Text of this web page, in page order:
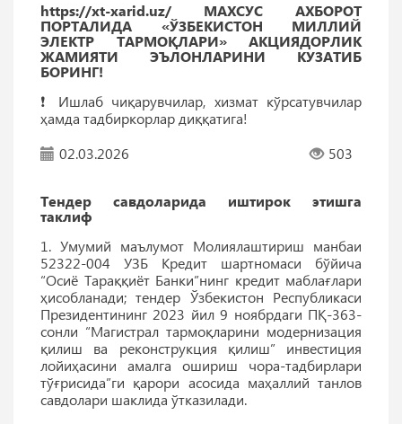
https://xt-xarid.uz/ МАХСУС АХБОРОТ
ПОРТАЛИДА «ЎЗБЕКИСТОН МИЛЛИЙ
ЭЛЕКТР ТАРМОҚЛАРИ» АКЦИЯДОРЛИК
ЖАМИЯТИ ЭЪЛОНЛАРИНИ КУЗАТИБ
БОРИНГ!
❗️ Ишлаб чиқарувчилар, хизмат кўрсатувчилар
ҳамда тадбиркорлар диққатига!
02.03.2026
503
Тендер савдоларида иштирок этишга
таклиф
1. Умумий маълумот Молиялаштириш манбаи
52322-004 УЗБ Кредит шартномаси бўйича
“Осиё Тараққиёт Банки”нинг кредит маблағлари
ҳисобланади; тендер Ўзбекистон Республикаси
Президентининг 2023 йил 9 ноябрдаги ПҚ-363-
сонли “Магистрал тармоқларини модернизация
қилиш ва реконструкция қилиш” инвестиция
лойиҳасини амалга ошириш чора-тадбирлари
тўғрисида”ги қарори асосида маҳаллий танлов
савдолари шаклида ўтказилади.